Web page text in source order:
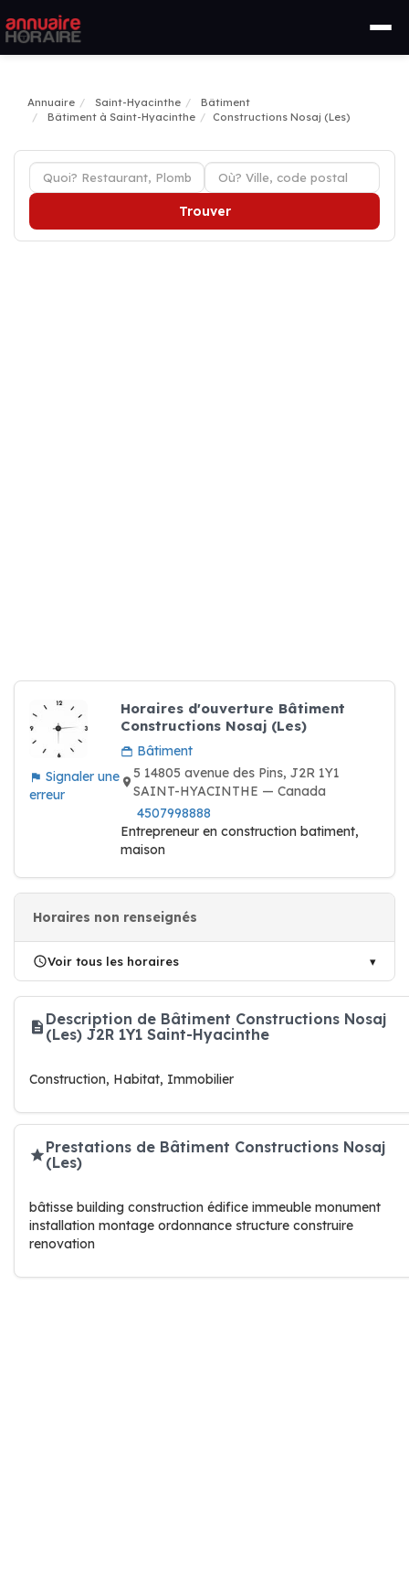
Annuaire Saint-Hyacinthe
Bâtiment
Bâtiment à Saint-Hyacinthe
Constructions Nosaj (Les)
Trouver
Signaler une
erreur
Horaires d'ouverture Bâtiment
Constructions Nosaj (Les)
Bâtiment
5 14805 avenue des Pins, J2R 1Y1
SAINT-HYACINTHE — Canada
4507998888
Entrepreneur en construction batiment,
maison
Horaires non renseignés
Voir tous les horaires
Description de Bâtiment Constructions Nosaj
(Les) J2R 1Y1 Saint-Hyacinthe
Construction, Habitat, Immobilier
Prestations de Bâtiment Constructions Nosaj
(Les)
bâtisse building construction édifice immeuble monument
installation montage ordonnance structure construire
renovation